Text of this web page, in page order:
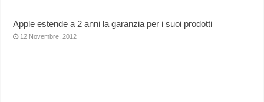
Apple estende a 2 anni la garanzia per i suoi prodotti
12 Novembre, 2012